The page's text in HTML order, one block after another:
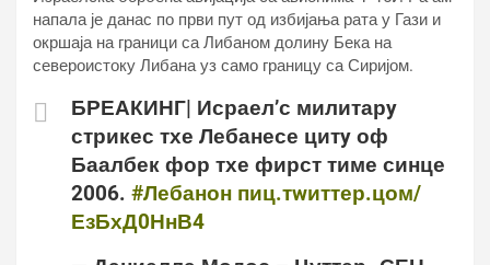
напала је данас по први пут од избијања рата у Гази и
окршаја на граници са Либаном долину Бека на
североистоку Либана уз само границу са Сиријом.
БРЕАКИНГ| Исраел’с милитарy
стрикес тхе Лебанесе цитy оф
Баалбек фор тхе фирст тиме синце
2006. #Лебанон пиц.тwиттер.цом/
ЕзБхД0НнВ4